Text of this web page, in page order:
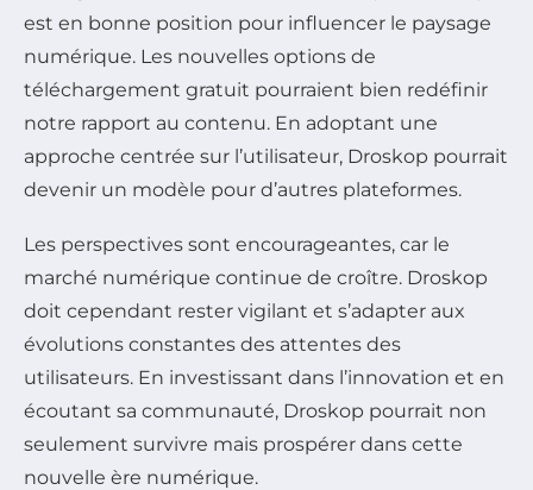
est en bonne position pour influencer le paysage
numérique. Les nouvelles options de
téléchargement gratuit pourraient bien redéfinir
notre rapport au contenu. En adoptant une
approche centrée sur l’utilisateur, Droskop pourrait
devenir un modèle pour d’autres plateformes.
Les perspectives sont encourageantes, car le
marché numérique continue de croître. Droskop
doit cependant rester vigilant et s’adapter aux
évolutions constantes des attentes des
utilisateurs. En investissant dans l’innovation et en
écoutant sa communauté, Droskop pourrait non
seulement survivre mais prospérer dans cette
nouvelle ère numérique.